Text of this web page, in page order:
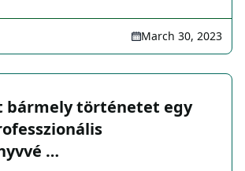
March 30, 2023
bármely történetet egy
…